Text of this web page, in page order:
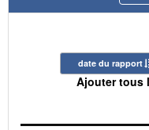
date du rapport
Ajouter tous